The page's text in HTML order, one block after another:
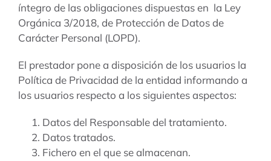
íntegro de las obligaciones dispuestas en la Ley
Orgánica 3/2018, de Protección de Datos de
Carácter Personal (LOPD).
El prestador pone a disposición de los usuarios la
Política de Privacidad de la entidad informando a
los usuarios respecto a los siguientes aspectos:
Datos del Responsable del tratamiento.
Datos tratados.
Fichero en el que se almacenan.